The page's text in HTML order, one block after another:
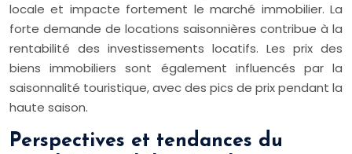
locale et impacte fortement le marché immobilier. La
forte demande de locations saisonnières contribue à la
rentabilité des investissements locatifs. Les prix des
biens immobiliers sont également influencés par la
saisonnalité touristique, avec des pics de prix pendant la
haute saison.
Perspectives et tendances du